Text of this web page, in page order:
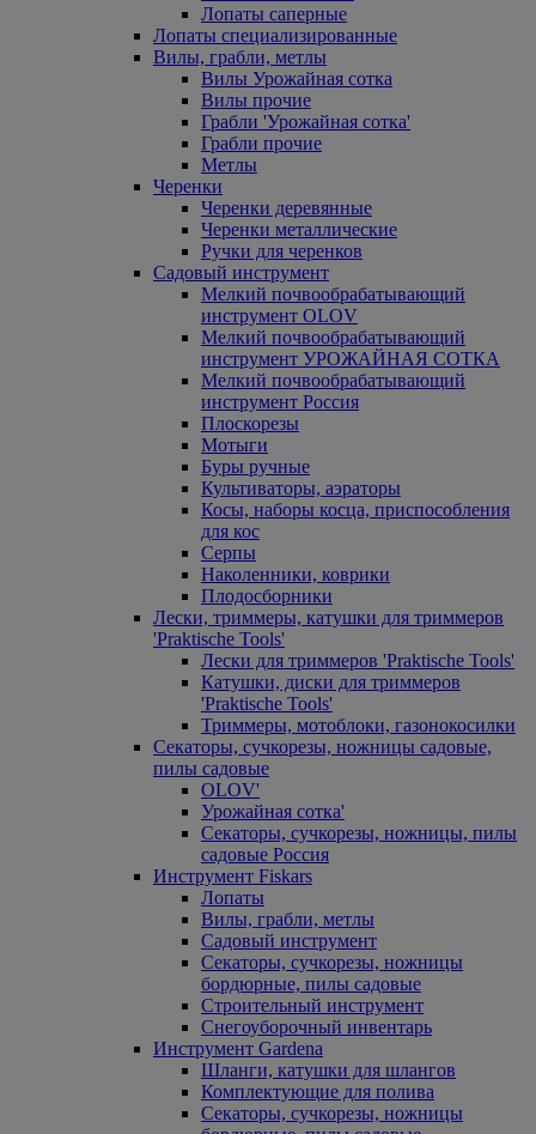
Лопаты саперные
Лопаты специализированные
Вилы, грабли, метлы
Вилы Урожайная сотка
Вилы прочие
Грабли 'Урожайная сотка'
Грабли прочие
Метлы
Черенки
Черенки деревянные
Черенки металлические
Ручки для черенков
Садовый инструмент
Мелкий почвообрабатывающий
инструмент OLOV
Мелкий почвообрабатывающий
инструмент УРОЖАЙНАЯ СОТКА
Мелкий почвообрабатывающий
инструмент Россия
Плоскорезы
Мотыги
Буры ручные
Культиваторы, аэраторы
Косы, наборы косца, приспособления
для кос
Серпы
Наколенники, коврики
Плодосборники
Лески, триммеры, катушки для триммеров
'Praktische Tools'
Лески для триммеров 'Praktische Tools'
Катушки, диски для триммеров
'Praktische Tools'
Триммеры, мотоблоки, газонокосилки
Секаторы, сучкорезы, ножницы садовые,
пилы садовые
OLOV'
Урожайная сотка'
Секаторы, сучкорезы, ножницы, пилы
садовые Россия
Инструмент Fiskars
Лопаты
Вилы, грабли, метлы
Садовый инструмент
Секаторы, сучкорезы, ножницы
бордюрные, пилы садовые
Строительный инструмент
Снегоуборочный инвентарь
Инструмент Gardena
Шланги, катушки для шлангов
Комплектующие для полива
Секаторы, сучкорезы, ножницы